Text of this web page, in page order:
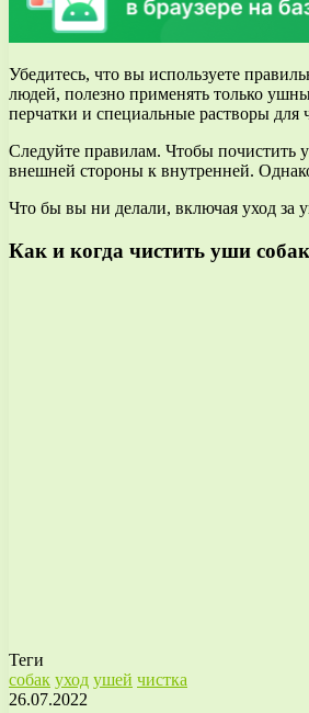
Убедитесь, что вы используете
людей, полезно применять только
перчатки и специальные растворы для
Следуйте правилам. Чтобы почистить
внешней стороны к внутренней.
Что бы вы ни делали, включая уход за
Как и когда чистить уши
Теги
собак уход ушей чистка
26.07.2022